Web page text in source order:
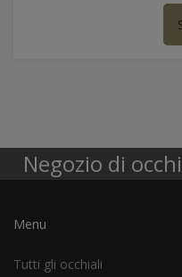
Negozio di
Menu
Tutti gli occhiali